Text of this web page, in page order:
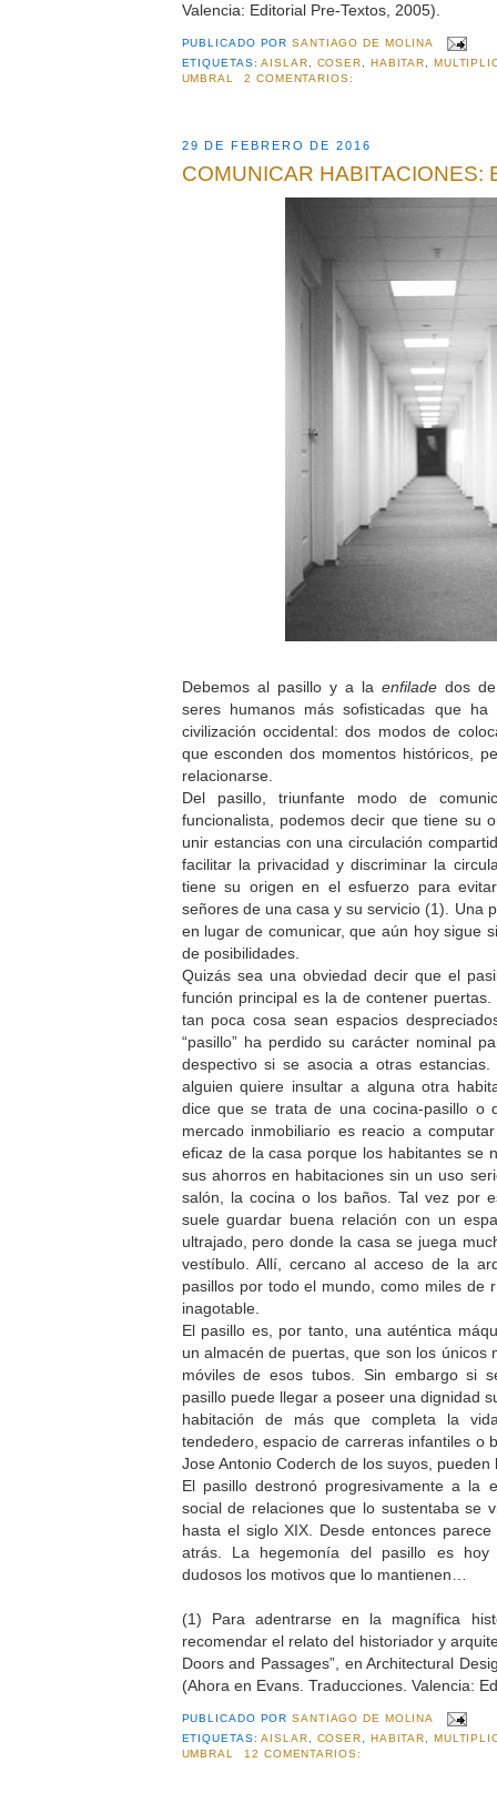
Valencia: Editorial Pre-Textos, 2005).
PUBLICADO PORSANTIAGO DE MOLINA
ETIQUETAS:AISLAR COSER HABITAR
UMBRAL
2 COMENTARIOS:
29 DE FEBRERO DE 2016
COMUNICAR HABITACIONES:
Debemos al pasillo y a la enfiladedos de
seres humanos más sofisticadas que
civilización occidental: dos modos de
que esconden dos momentos históricos,
relacionarse.
Del pasillo, triunfante modo de
funcionalista, podemos decir que tiene su
unir estancias con una circulación
facilitar la privacidad y discriminar la
tiene su origen en el esfuerzo para
señores de una casa y su servicio (1). Una
en lugar de comunicar, que aún hoy sigue
de posibilidades.
Quizás sea una obviedad decir que el
función principal es la de contener
tan poca cosa sean espacios
“pasillo” ha perdido su carácter nominal
despectivo si se asocia a otras
alguien quiere insultar a alguna otra
dice que se trata de una cocina-pasillo o
mercado inmobiliario es reacio a
eficaz de la casa porque los habitantes se
sus ahorros en habitaciones sin un uso
salón, la cocina o los baños. Tal vez por
suele guardar buena relación con un
ultrajado, pero donde la casa se juega
vestíbulo. Allí, cercano al acceso de la
pasillos por todo el mundo, como miles de
inagotable.
El pasillo es, por tanto, una auténtica
un almacén de puertas, que son los únicos
móviles de esos tubos. Sin embargo si
pasillo puede llegar a poseer una dignidad
habitación de más que completa la
tendedero, espacio de carreras infantiles o
Jose Antonio Coderch de los suyos, pueden
El pasillo destronó progresivamente a la
social de relaciones que lo sustentaba se
hasta el siglo XIX. Desde entonces
atrás. La hegemonía del pasillo es hoy
dudosos los motivos que lo mantienen…
(1) Para adentrarse en la magnífica
recomendar el relato del historiador y
Doors and Passages”, en Architectural
(Ahora en Evans. Traducciones. Valencia:
PUBLICADO PORSANTIAGO DE MOLINA
ETIQUETAS:AISLAR COSER HABITAR
UMBRAL
12 COMENTARIOS: